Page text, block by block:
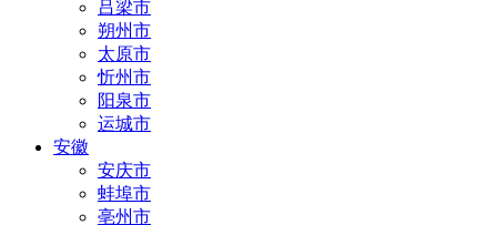
吕梁市
朔州市
太原市
忻州市
阳泉市
运城市
安徽
安庆市
蚌埠市
亳州市